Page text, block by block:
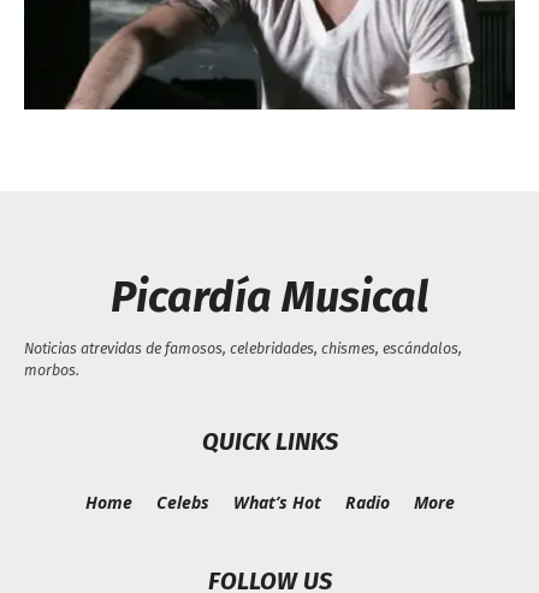
Escandalos,Morbo,
Picardía Musical
Noticias atrevidas de famosos, celebridades, chismes, escándalos,
morbos.
QUICK LINKS
Home Celebs What’s Hot Radio More
FOLLOW US